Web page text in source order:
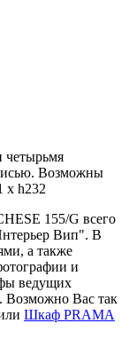
Возможны
x h232
155/G всего
Вип". В
а также
и
ведущих
Возможно Вас так
Шкаф PRAMA